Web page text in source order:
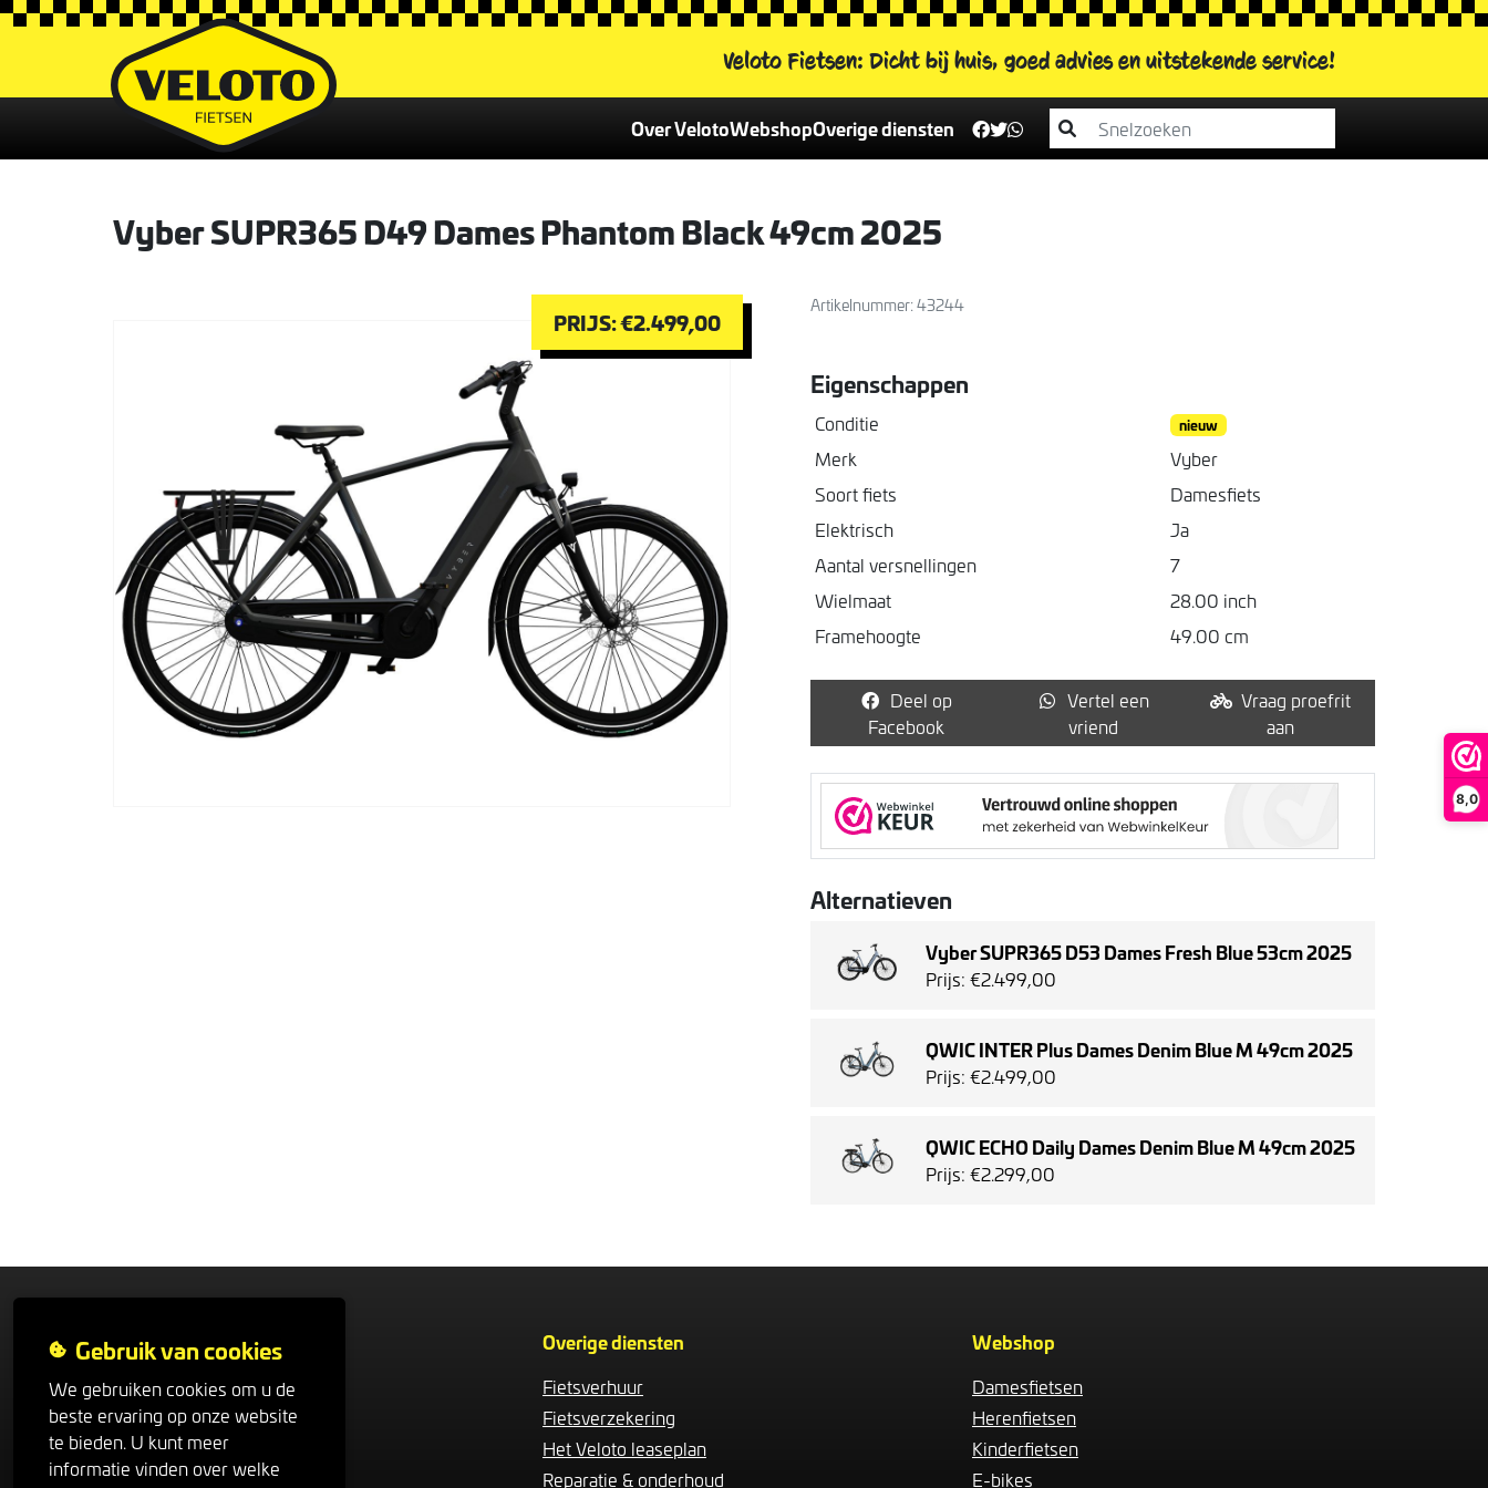
8,0
Veloto Fietsen: Dicht bij huis, goed adviesen uitstekende service!
Over Veloto
Contactformulier
Het Veloto team
Webshop
Alle fietsen
Herenfietsen
Onderdelen en accessoires
Overige diensten
Fietsverhuur
Reparatie & onderhoud
Vyber SUPR365 D49 Dames Phantom Black 49cm 2025
PRIJS: €2.499,00
Artikelnummer: 43244
Eigenschappen
Conditie nieuw
Merk
Vyber
Soort fiets
Damesfiets
Elektrisch
Ja
Aantal versnellingen
7
Wielmaat
28.00 inch
Framehoogte
49.00 cm
Deel op
Facebook
Vertel een
vriend
Vraag proefrit
aan
Alternatieven
Vyber SUPR365 D53 Dames Fresh Blue 53cm 2025
Prijs: €2.499,00
QWIC INTER Plus Dames Denim Blue M 49cm 2025
Prijs: €2.499,00
QWIC ECHO Daily Dames Denim Blue M 49cm 2025
Prijs: €2.299,00
Veloto
Contactformulier
Het Veloto team
Nieuws
Algemene voorwaarden
Overige diensten
Fietsverhuur
Fietsverzekering
Het Veloto leaseplan
Reparatie & onderhoud
Webshop
Damesfietsen
Herenfietsen
Kinderfietsen
E-bikes
Gebruik van cookies
We gebruiken cookies om u de
beste ervaring op onze website
te bieden. U kunt meer
informatie vinden over welke